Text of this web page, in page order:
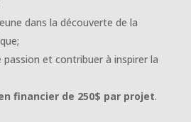
dans la découverte de la
et contribuer à inspirer la
financier de 250$ par projet.